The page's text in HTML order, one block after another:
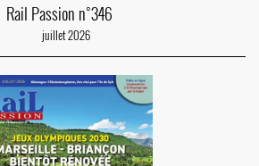
Rail Passion n°346
juillet 2026